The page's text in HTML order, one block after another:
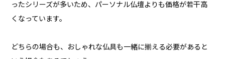
ったシリーズが多いため、パーソナル仏壇よりも価格が若干高
くなっています。
どちらの場合も、おしゃれな仏具も一緒に揃える必要があると